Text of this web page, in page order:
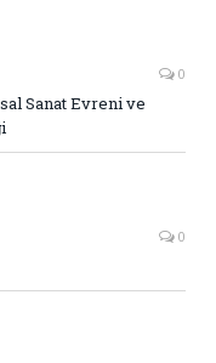
0
Sanat Evreni ve
0